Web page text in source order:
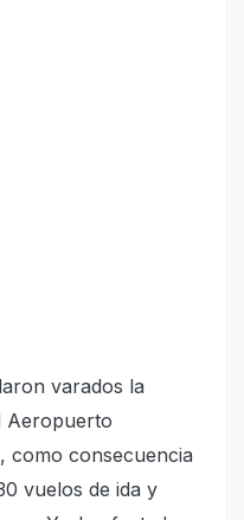
varados la
Aeropuerto
como consecuencia
vuelos de ida y